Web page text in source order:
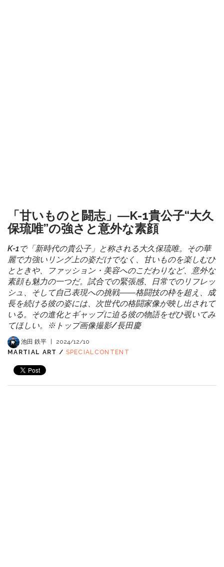
「甘いものと闘志」―K-1貴公子“大久
保琉唯”の強さと意外な素顔
K-1で「新時代の貴公子」と称される大久保琉唯。その華
麗で力強いリング上の姿だけでなく、甘いものを楽しむひ
とときや、ファッション・美容へのこだわりなど、意外な
素顔も魅力の一つだ。試合での緊張感、日常でのリフレッ
シュ、そして自己表現への挑戦――格闘技の枠を超え、成
長を続ける彼の姿には、次世代の格闘家像が映し出されて
いる。その進化とギャップに迫る彼の物語をぜひ覗いてみ
てほしい。※トップ画像撮影/長田慶
池田 鉄平
2024/12/10
MARTIAL ART / SPECIALCONTENT